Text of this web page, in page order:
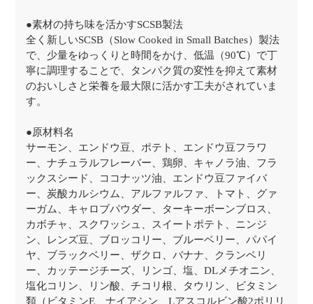
●素材の持ち味を活かすSCSB製法
全く新しいSCSB（Slow Cooked in Small Batches）製法
で、少量をゆっくりと時間をかけ、低温（90℃）で丁
寧に調理することで、タンパク質の変性を抑えて素材
のおいしさと栄養を最大限に活かす工夫がされていま
す。
●原材料名
サーモン、エンドウ豆、ポテト、エンドウ豆フラワ
ー、ナチュラルフレーバー、鶏卵、キャノラ油、フラ
ックスシード、ココナッツ油、エンドウ豆ファイバ
ー、炭酸カルシウム、アルファルファ、トマト、グァ
ーガム、キャロブパウダー、ターキーボーンブロス、
カボチャ、スクワッシュ、スイートポテト、ニンジ
ン、レンズ豆、ブロッコリー、ブルーベリー、パパイ
ヤ、ブラックベリー、ザクロ、バナナ、クランベリ
ー、カッテージチーズ、リンゴ、塩、DLメチオニン、
塩化コリン、リン酸、チコリ根、タウリン、ビタミン
類（ビタミンE、ナイアシン、Lアスコルビン酸2ポリリ